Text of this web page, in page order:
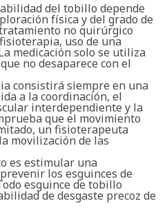
del tobillo depende
física y del grado de
no quirúrgico
uso de una
medicación solo se utiliza
no desaparece con el
consistirá siempre en una
a la coordinación, el
interdependiente y la
que el movimiento
un fisioterapeuta
movilización de las
es estimular una
los esguinces de
esguince de tobillo
de desgaste precoz de